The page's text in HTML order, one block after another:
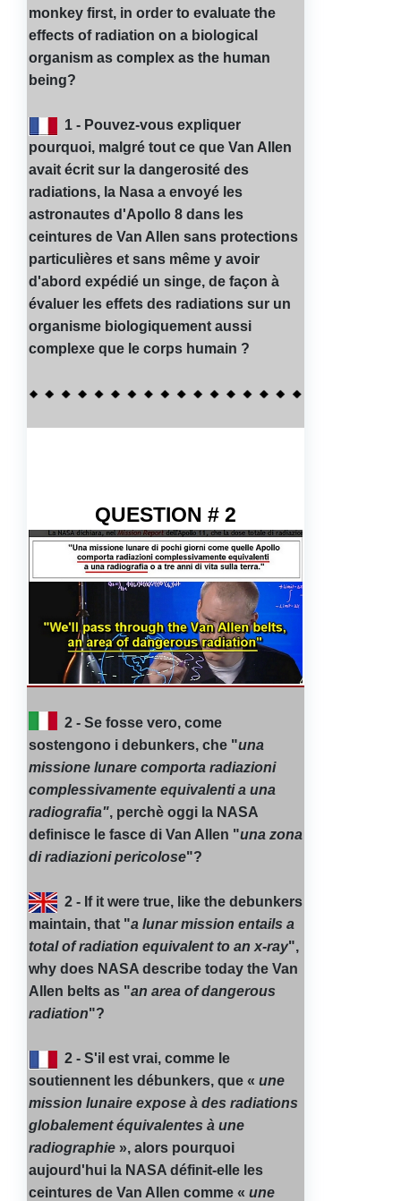
monkey first, in order to evaluate the
effects of radiation on a biological
organism as complex as the human
being?
1 - Pouvez-vous expliquer
pourquoi, malgré tout ce que Van Allen
avait écrit sur la dangerosité des
radiations, la Nasa a envoyé les
astronautes d'Apollo 8 dans les
ceintures de Van Allen sans protections
particulières et sans même y avoir
d'abord expédié un singe, de façon à
évaluer les effets des radiations sur un
organisme biologiquement aussi
complexe que le corps humain ?
QUESTION # 2
2 - Se fosse vero, come
sostengono i debunkers, che "una
missione lunare comporta radiazioni
complessivamente equivalenti a una
radiografia", perchè oggi la NASA
definisce le fasce di Van Allen "una zona
di radiazioni pericolose"?
2 - If it were true, like the debunkers
maintain, that "a lunar mission entails a
total of radiation equivalent to an x-ray",
why does NASA describe today the Van
Allen belts as "an area of dangerous
radiation"?
2 - S'il est vrai, comme le
soutiennent les débunkers, que « une
mission lunaire expose à des radiations
globalement équivalentes à une
radiographie », alors pourquoi
aujourd'hui la NASA définit-elle les
ceintures de Van Allen comme « une